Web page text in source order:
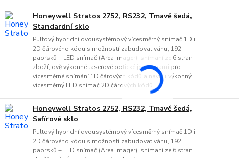
Honeywell Stratos 2752, RS232, Tmavě šedá,
Standardní sklo
Pultový hybridní dvousystémový vícesměrný snímač 1D i
2D čárového kódu s možností zabudovat váhu, 192
paprsků + LED snímač (Area Imager), snímaní ze 6 stran
zboží, dvě výkonné laserové optické jednotkami pro
vícesměrné snímání 1D čárových kódů a navíc i výkonný
vícesměrný LED snímač 2D čárových kódů...
Honeywell Stratos 2752, RS232, Tmavě šedá,
Safírové sklo
Pultový hybridní dvousystémový vícesměrný snímač 1D i
2D čárového kódu s možností zabudovat váhu, 192
paprsků + LED snímač (Area Imager), snímaní ze 6 stran